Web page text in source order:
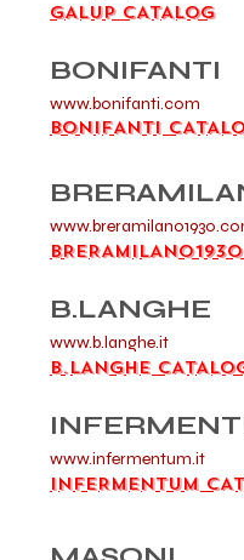
GALUP CATALOG
BONIFANTI
www.bonifanti.com
BONIFANTI
B.LANGHE
www.b.langhe.it
B.LANGHE
www.infermentum.it
INFERMENTUM